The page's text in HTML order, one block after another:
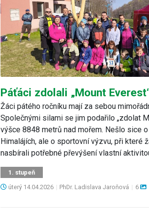
Páťáci zdolali „Mount
Žáci pátého ročníku mají za sebou
Společnými silami se jim podařilo „zdolat
výšce 8848 metrů nad mořem. Nešlo sice
Himalájích, ale o sportovní výzvu, při které
nasbírali potřebné převýšení vlastní
1. stupeň
úterý 14.04.2026 | PhDr. Ladislava Jaroňová | 6